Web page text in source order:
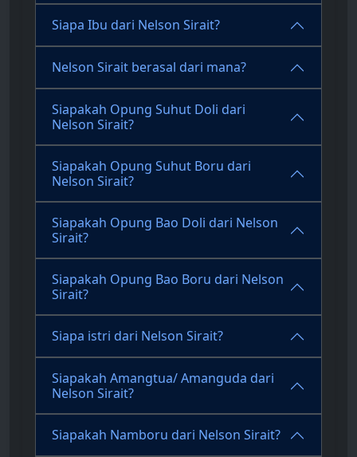
Siapa Ibu dari Nelson Sirait?
Nelson Sirait berasal dari mana?
Siapakah Opung Suhut Doli dari
Nelson Sirait?
Siapakah Opung Suhut Boru dari
Nelson Sirait?
Siapakah Opung Bao Doli dari Nelson
Sirait?
Siapakah Opung Bao Boru dari Nelson
Sirait?
Siapa istri dari Nelson Sirait?
Siapakah Amangtua/ Amanguda dari
Nelson Sirait?
Siapakah Namboru dari Nelson Sirait?